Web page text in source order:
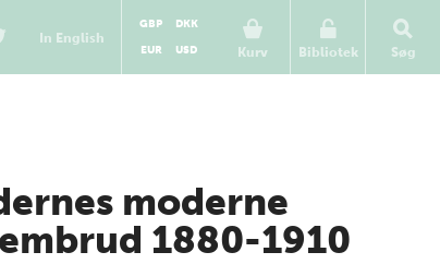
In English
Kurv
GBP
DKK
EUR
USD Bibliotek Søg
moderne
1880-1910